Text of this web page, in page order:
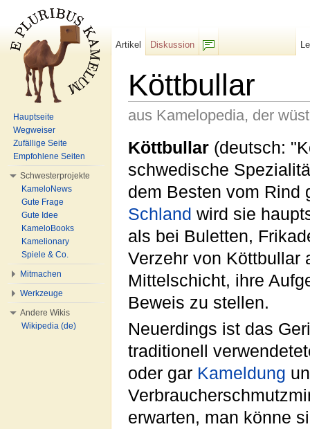
Köttbullar
aus Kamelopedia, der
Köttbullar (deutsch:
schwedische
dem Besten vom Rind
Schland wird sie
als bei Buletten,
Verzehr von Köttbullar
Mittelschicht, ihre
Beweis zu stellen.
Neuerdings ist das
traditionell
oder gar Kameldung
erwarten, man könne
Artikel
Diskussion
Hauptseite
Wegweiser
Zufällige Seite
Empfohlene Seiten
Schwesterprojekte
KameloNews
Gute Frage
Gute Idee
KameloBooks
Kamelionary
Spiele & Co.
Mitmachen
Werkzeuge
Andere Wikis
Wikipedia (de)